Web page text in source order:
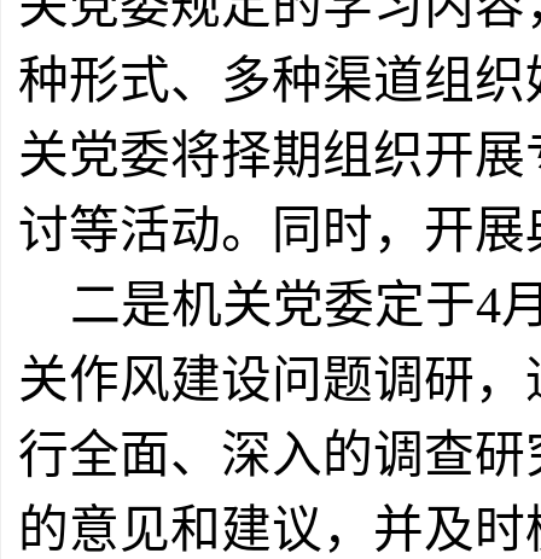
种形式、多种渠道组
关党委将择期组织开
讨等活动。同时，开
二是机关党委定于4
关作风建设问题调研
行全面、深入的调查
的意见和建议，并及